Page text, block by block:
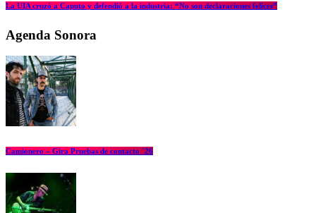
La UIA cruzó a Caputo y defendió a la industria: “No son declaraciones felices”
Agenda Sonora
Camionero – Gira Pruebas de contacto ´26